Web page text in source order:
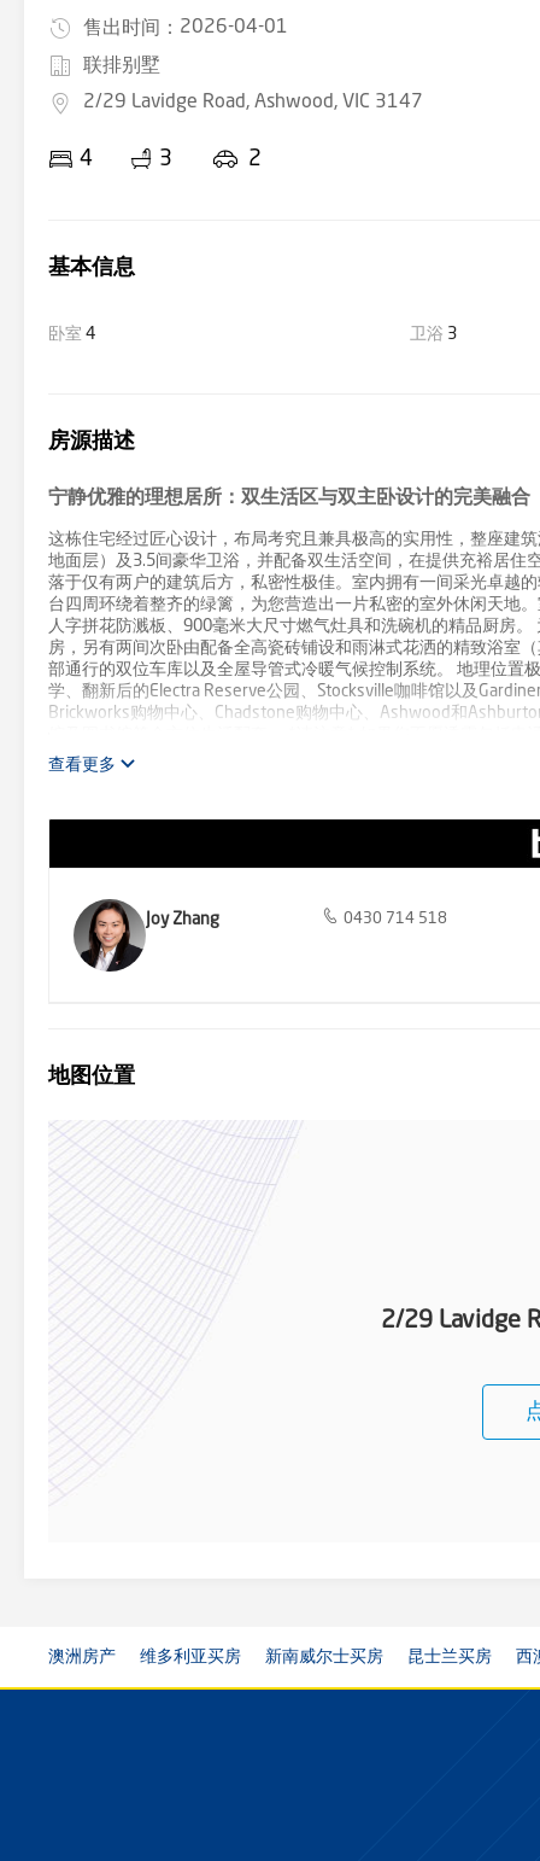
售出时间： 2026-04-01
联排别墅
2/29 Lavidge Road, Ashwood, VIC 3147
4 3 2
基本信息
卧室 4 卫浴 3
房源描述
宁静优雅的理想居所：双生活区与双主卧设计的完美融合
这栋住宅经过匠心设计，布局考究且兼具极高的实用性，整座建
地面层）及3.5间豪华卫浴，并配备双生活空间，在提供充裕居
落于仅有两户的建筑后方，私密性极佳。室内拥有一间采光卓越
台四周环绕着整齐的绿篱，为您营造出一片私密的室外休闲天地
人字拼花防溅板、900毫米大尺寸燃气灶具和洗碗机的精品厨房
房，另有两间次卧由配备全高瓷砖铺设和雨淋式花洒的精致浴室
部通行的双位车库以及全屋导管式冷暖气候控制系统。 地理位置
学、翻新后的Electra Reserve公园、Stocksville咖啡馆以及
Brickworks购物中心、Chadstone购物中心、Ashwood和
一步信息。进入房产参观时请出示身份证件。
查看更多
Joy Zhang 0430 714 518
地图位置
2/29 Lavidge
澳洲房产 维多利亚买房 新南威尔士买房 昆士兰买房 西